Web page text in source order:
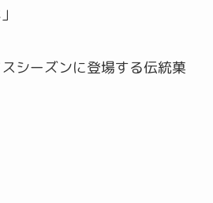
シーズンに登場する伝統菓